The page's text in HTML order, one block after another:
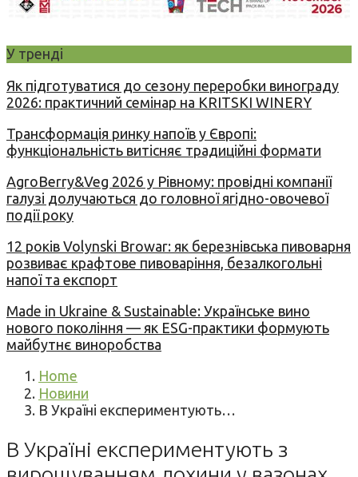
У тренді
Як підготуватися до сезону переробки винограду
2026: практичний семінар на KRITSKI WINERY
Трансформація ринку напоїв у Європі:
функціональність витісняє традиційні формати
AgroBerry&Veg 2026 у Рівному: провідні компанії
галузі долучаються до головної ягідно-овочевої
події року
12 років Volynski Browar: як березнівська пивоварня
розвиває крафтове пивоваріння, безалкогольні
напої та експорт
Made in Ukraine & Sustainable: Українське вино
нового покоління — як ESG-практики формують
майбутнє виноробства
Home
Новини
В Україні експериментують…
В Україні експериментують з